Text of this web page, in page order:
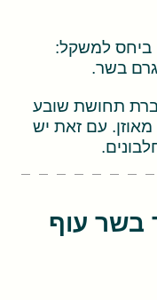
ביחס למשקל:
תחושת שובע
עם זאת יש
בשר עוף